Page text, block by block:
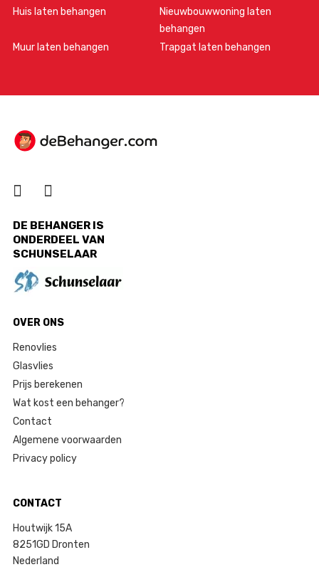
Huis laten behangen
Nieuwbouwwoning laten
behangen
Muur laten behangen
Trapgat laten behangen
DE BEHANGER IS
ONDERDEEL VAN
SCHUNSELAAR
OVER ONS
Renovlies
Glasvlies
Prijs berekenen
Wat kost een behanger?
Contact
Algemene voorwaarden
Privacy policy
CONTACT
Houtwijk 15A
8251GD Dronten
Nederland